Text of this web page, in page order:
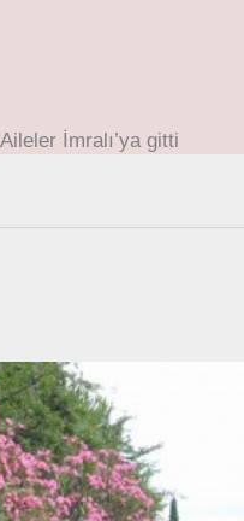
Aileler İmralı’ya gitti